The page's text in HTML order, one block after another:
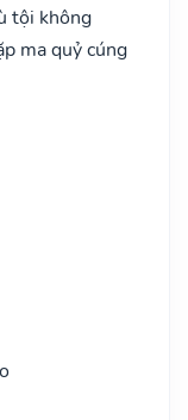
tội không
ma quỷ cúng